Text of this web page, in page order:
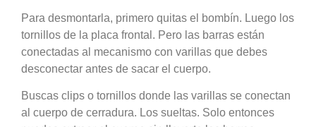
Para desmontarla, primero quitas el bombín. Luego los
tornillos de la placa frontal. Pero las barras están
conectadas al mecanismo con varillas que debes
desconectar antes de sacar el cuerpo.
Buscas clips o tornillos donde las varillas se conectan
al cuerpo de cerradura. Los sueltas. Solo entonces